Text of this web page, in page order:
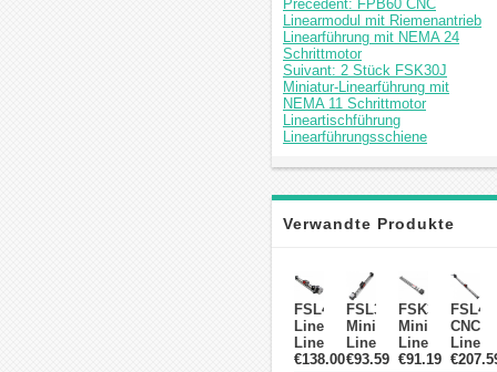
Précédent: FPB60 CNC
Linearmodul mit Riemenantrieb
Linearführung mit NEMA 24
Schrittmotor
Suivant: 2 Stück FSK30J
Miniatur-Linearführung mit
NEMA 11 Schrittmotor
Lineartischführung
Linearführungsschiene
Verwandte Produkte
FSL40
Linearführung
Linearführungsschiene
50-
€138.00
FSL30
Miniatur-
Linearführung
Linearschiene
€93.59
FSK30J
Miniatur-
Linearführung
CNC
€91.19
FSL40
CNC